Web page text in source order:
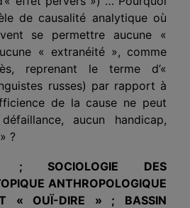
de causalité analytique où
se permettre aucune «
« extranéité », comme
reprenant le terme d’«
russes) par rapport à
de la cause ne peut
aucun handicap,
?
; SOCIOLOGIE DES
ANTHROPOLOGIQUE
« OUÏ-DIRE » ; BASSIN